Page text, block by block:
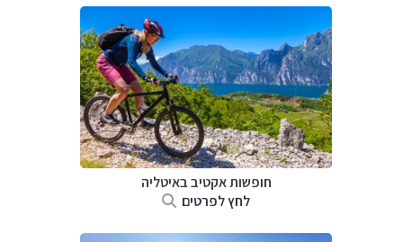
חופשות אקטיב באיטליה
לחץ לפרטים